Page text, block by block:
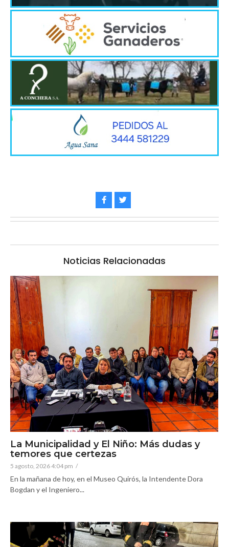
Noticias Relacionadas
La Municipalidad y El Niño: Más dudas y
temores que certezas
5 agosto, 2026 4:04 pm /
En la mañana de hoy, en el Museo Quirós, la Intendente Dora
Bogdan y el Ingeniero...